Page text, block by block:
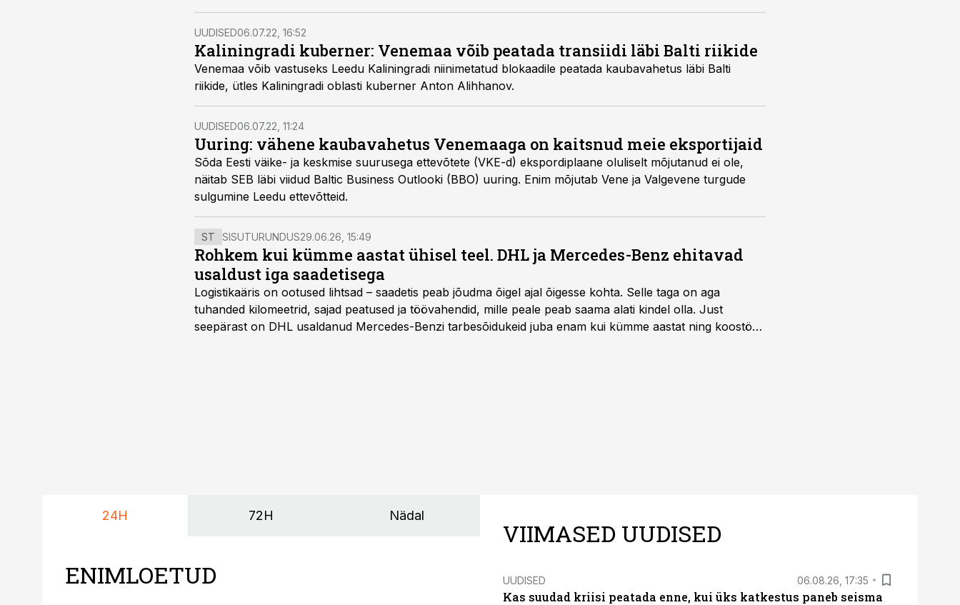
UUDISED06.07.22, 16:52
Kaliningradi kuberner: Venemaa võib peatada transiidi läbi Balti riikide
Venemaa võib vastuseks Leedu Kaliningradi niinimetatud blokaadile peatada kaubavahetus läbi Balti
riikide, ütles Kaliningradi oblasti kuberner Anton Alihhanov.
UUDISED06.07.22, 11:24
Uuring: vähene kaubavahetus Venemaaga on kaitsnud meie eksportijaid
Sõda Eesti väike- ja keskmise suurusega ettevõtete (VKE-d) ekspordiplaane oluliselt mõjutanud ei ole,
näitab SEB läbi viidud Baltic Business Outlooki (BBO) uuring. Enim mõjutab Vene ja Valgevene turgude
sulgumine Leedu ettevõtteid.
ST SISUTURUNDUS29.06.26, 15:49
Rohkem kui kümme aastat ühisel teel. DHL ja Mercedes-Benz ehitavad
usaldust iga saadetisega
Logistikaäris on ootused lihtsad – saadetis peab jõudma õigel ajal õigesse kohta. Selle taga on aga
tuhanded kilomeetrid, sajad peatused ja töövahendid, mille peale peab saama alati kindel olla. Just
seepärast on DHL usaldanud Mercedes-Benzi tarbesõidukeid juba enam kui kümme aastat ning koostöö
24H 72H Nädal
ENIMLOETUD
VIIMASED UUDISED
UUDISED 06.08.26, 17:35
Kas suudad kriisi peatada enne, kui üks katkestus paneb seisma